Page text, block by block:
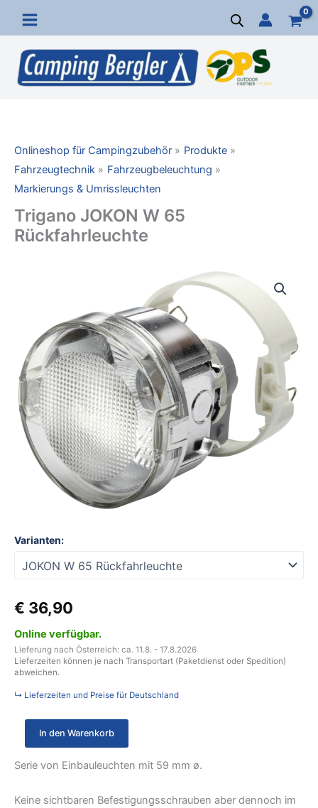
Inhalt
springen
Onlineshop für Campingzubehör
Produkte
Fahrzeugtechnik
Fahrzeugbeleuchtung
Markierungs & Umrissleuchten
Trigano JOKON W 65
Rückfahrleuchte
Varianten:
€ 36,90
Online verfügbar.
Lieferung nach Österreich: ca. 11.8. - 17.8.2026
Lieferzeiten können je nach Transportart (Paketdienst oder Spedition)
abweichen.
↳ Lieferzeiten und Preise für Deutschland
Rückfahrleuchte
Menge
In den Warenkorb
Serie von Einbauleuchten mit 59 mm ø.
Keine sichtbaren Befestigungsschrauben aber dennoch im